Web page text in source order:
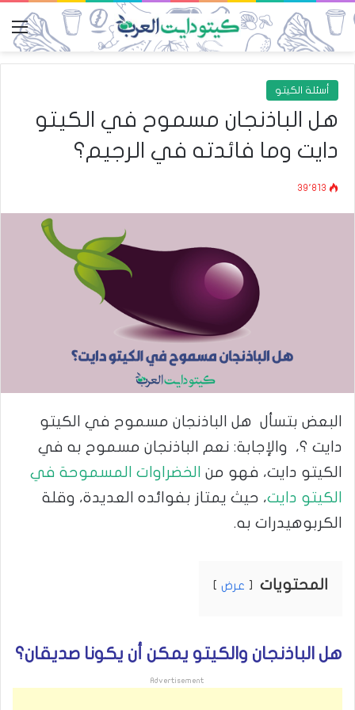
أسئلة الكيتو
هل الباذنجان مسموح في الكيتو
دايت وما فائدته في الرجيم؟
39٬813
البعض بتسأل هل الباذنجان مسموح في الكيتو
دايت ؟، والإجابة: نعم الباذنجان مسموح به في
الكيتو دايت، فهو من الخضراوات المسموحة في
الكيتو دايت، حيث يمتاز بفوائده العديدة، وقلة
الكربوهيدرات به.
المحتويات عرض
هل الباذنجان والكيتو يمكن أن يكونا صديقان؟
Advertisement